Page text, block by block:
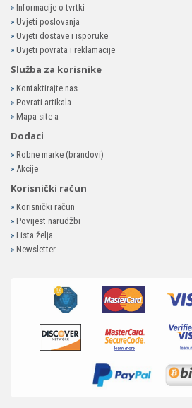
» Informacije o tvrtki
» Uvjeti poslovanja
» Uvjeti dostave i isporuke
» Uvjeti povrata i reklamacije
Služba za korisnike
» Kontaktirajte nas
» Povrati artikala
» Mapa site-a
Dodaci
» Robne marke (brandovi)
» Akcije
Korisnički račun
» Korisnički račun
» Povijest narudžbi
» Lista želja
» Newsletter